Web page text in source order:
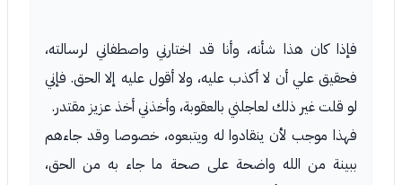
فإذا كان هذا شأنه، وأنا قد اختارني واصطفاني لرسالته،
فحقيق علي أن لا أكذب عليه، ولا أقول عليه إلا الحق. فإني
لو قلت غير ذلك لعاجلني بالعقوبة، وأخذني أخذ عزيز مقتدر.
فهذا موجب لأن ينقادوا له ويتبعوه، خصوصا وقد جاءهم
ببينة من الله واضحة على صحة ما جاء به من الحق،